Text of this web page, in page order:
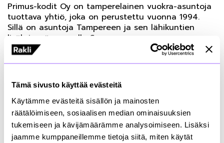
Tämä sivusto käyttää evästeitä
Käytämme evästeitä sisällön ja mainosten
räätälöimiseen, sosiaalisen median ominaisuuksien
tukemiseen ja kävijämäärämme analysoimiseen. Lisäksi
jaamme kumppaneillemme tietoja siitä, miten käytät
Primus-kodit Oy on tamperelainen vuokra-asuntoja
tuottava yhtiö, joka on perustettu vuonna 1994.
Sillä on asuntoja Tampereen ja sen lähikuntien
lisäksi myös muualla Suomessa.
Tampereen Pienteollisuustalo Oy on Tampereen
Yhtiön omistamissa tiloissa työskentelee ja toimii
tällä hetkellä noin 200 yritystä ja yhteisöä.
Raklissa on nyt 237 jäsentä.